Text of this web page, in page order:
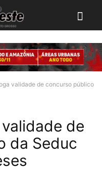
validade de concurso público
de
da Seduc